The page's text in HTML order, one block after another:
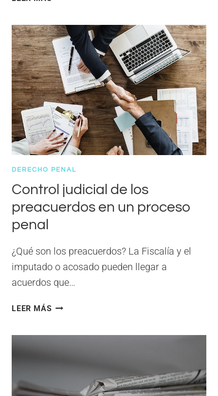
DERECHO PENAL
Control judicial de los
preacuerdos en un proceso
penal
¿Qué son los preacuerdos? La Fiscalía y el
imputado o acosado pueden llegar a
acuerdos que…
LEER MÁSCONTROL
PROCESO